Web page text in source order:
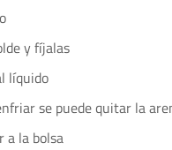
y fíjalas
líquido
se puede quitar la
a la bolsa